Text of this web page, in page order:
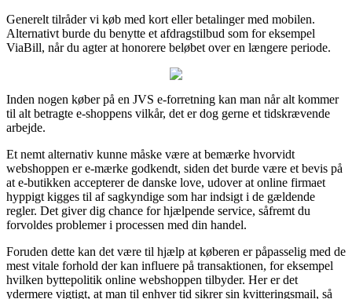
Generelt tilråder vi køb med kort eller betalinger med mobilen.
Alternativt burde du benytte et afdragstilbud som for eksempel
ViaBill, når du agter at honorere beløbet over en længere periode.
Inden nogen køber på en JVS e-forretning kan man når alt kommer
til alt betragte e-shoppens vilkår, det er dog gerne et tidskrævende
arbejde.
Et nemt alternativ kunne måske være at bemærke hvorvidt
webshoppen er e-mærke godkendt, siden det burde være et bevis på
at e-butikken accepterer de danske love, udover at online firmaet
hyppigt kigges til af sagkyndige som har indsigt i de gældende
regler. Det giver dig chance for hjælpende service, såfremt du
forvoldes problemer i processen med din handel.
Foruden dette kan det være til hjælp at køberen er påpasselig med de
mest vitale forhold der kan influere på transaktionen, for eksempel
hvilken byttepolitik online webshoppen tilbyder. Her er det
ydermere vigtigt, at man til enhver tid sikrer sin kvitteringsmail, så